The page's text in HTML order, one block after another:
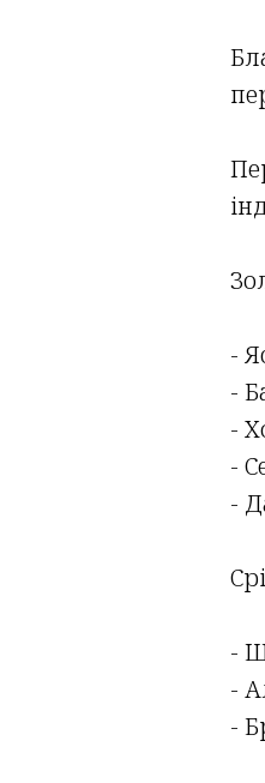
-
-
-
-
-
-
-
-